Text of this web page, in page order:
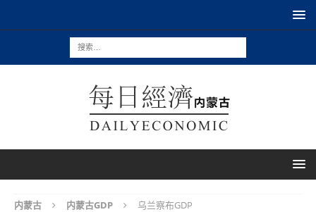
内蒙古 内蒙古GDP 乌兰察布GDP